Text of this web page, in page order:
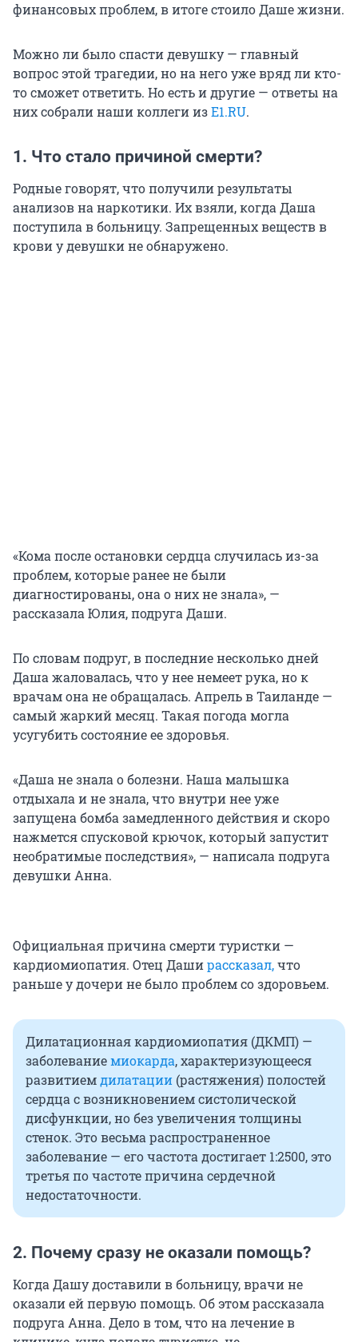
финансовых проблем, в итоге стоило Даше жизни.
Можно ли было спасти девушку — главный
вопрос этой трагедии, но на него уже вряд ли кто-
то сможет ответить. Но есть и другие — ответы на
них собрали наши коллеги изE1.RU.
1. Что стало причиной смерти?
Родные говорят, что получили результаты
анализов на наркотики. Их взяли, когда Даша
поступила в больницу. Запрещенных веществ в
крови у девушки не обнаружено.
«Кома после остановки сердца случилась из-за
проблем, которые ранее не были
диагностированы, она о них не знала», —
рассказала Юлия, подруга Даши.
По словам подруг, в последние несколько дней
Даша жаловалась, что у нее немеет рука, но к
врачам она не обращалась. Апрель в Таиланде —
самый жаркий месяц. Такая погода могла
усугубить состояние ее здоровья.
«Даша не знала о болезни. Наша малышка
отдыхала и не знала, что внутри нее уже
запущена бомба замедленного действия и скоро
нажмется спусковой крючок, который запустит
необратимые последствия», — написала подруга
девушки Анна.
Официальная причина смерти туристки —
кардиомиопатия. Отец Даширассказал,что
раньше у дочери не было проблем со здоровьем.
Дилатационная кардиомиопатия (ДКМП) —
заболеваниемиокарда, характеризующееся
развитиемдилатации (растяжения) полостей
сердца с возникновением систолической
дисфункции, но без увеличения толщины
стенок. Это весьма распространенное
заболевание — его частота достигает 1:2500, это
третья по частоте причина сердечной
недостаточности.
2. Почему сразу не оказали помощь?
Когда Дашу доставили в больницу, врачи не
оказали ей первую помощь. Об этом рассказала
подруга Анна. Дело в том, что на лечение в